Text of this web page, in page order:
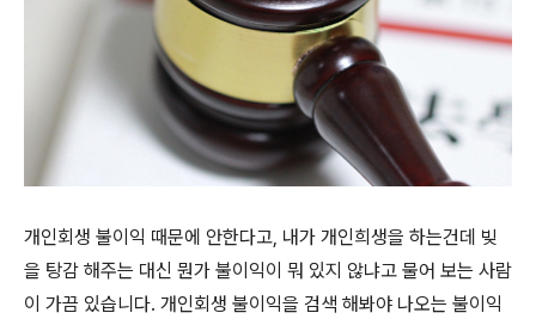
개인회생 불이익 때문에 안한다고, 내가 개인희생을 하는건데 빚
을 탕감 해주는 대신 뭔가 불이익이 뭐 있지 않냐고 물어 보는 사람
이 가끔 있습니다. 개인회생 불이익을 검색 해봐야 나오는 불이익